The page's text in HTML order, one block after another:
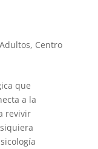
Adultos, Centro
que
a la
revivir